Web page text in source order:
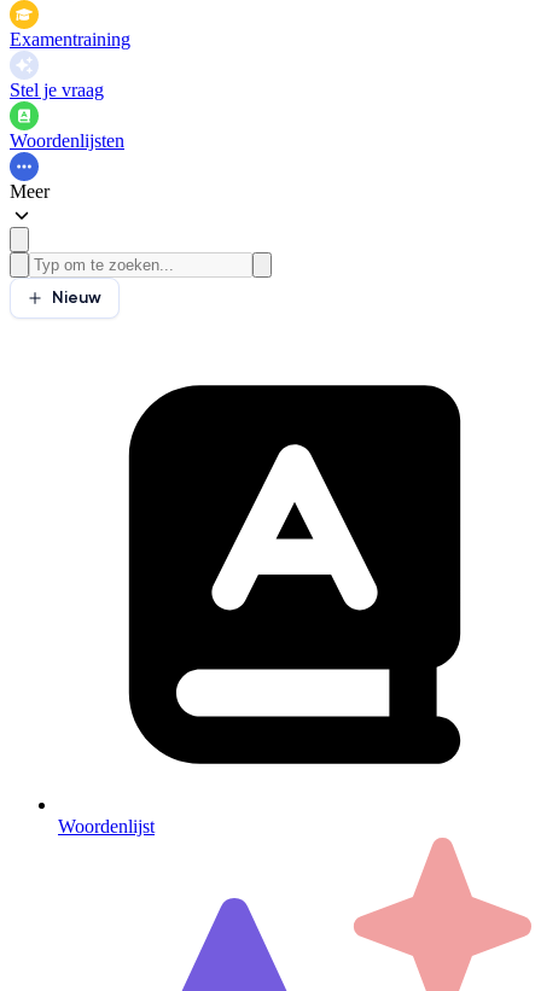
Examentraining
Stel je vraag
Woordenlijsten
Meer
Nieuw
Woordenlijst